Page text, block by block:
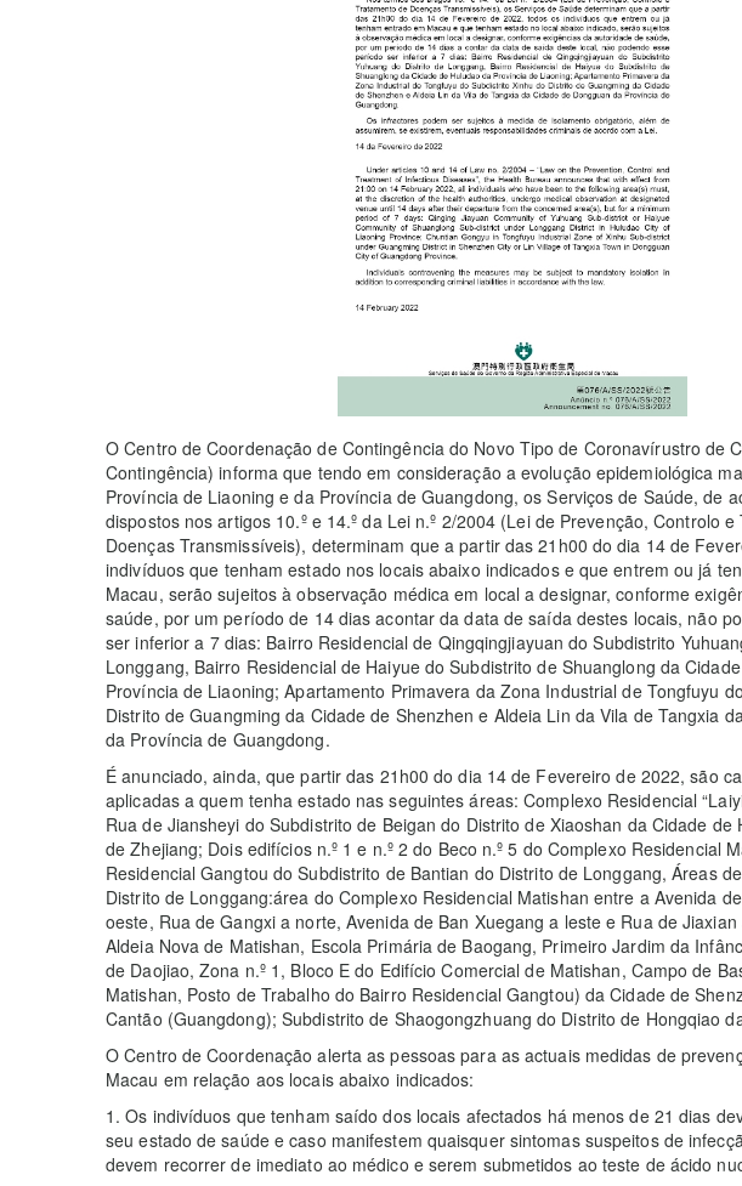
O Centro de Coordenação de Contingência do Novo Tipo de Coronavírustro de
Contingência) informa que tendo em consideração a evolução epidemiológica
Província de Liaoning e da Província de Guangdong, os Serviços de Saúde, de
dispostos nos artigos 10.º e 14.º da Lei n.º 2/2004 (Lei de Prevenção, Controlo
Doenças Transmissíveis), determinam que a partir das 21h00 do dia 14 de
indivíduos que tenham estado nos locais abaixo indicados e que entrem ou já
Macau, serão sujeitos à observação médica em local a designar, conforme
saúde, por um período de 14 dias acontar da data de saída destes locais, não
ser inferior a 7 dias: Bairro Residencial de Qingqingjiayuan do Subdistrito
Longgang, Bairro Residencial de Haiyue do Subdistrito de Shuanglong da
Província de Liaoning; Apartamento Primavera da Zona Industrial de Tongfuyu
Distrito de Guangming da Cidade de Shenzhen e Aldeia Lin da Vila de Tangxia
da Província de Guangdong.
É anunciado, ainda, que partir das 21h00 do dia 14 de Fevereiro de 2022, são
aplicadas a quem tenha estado nas seguintes áreas: Complexo Residencial
Rua de Jiansheyi do Subdistrito de Beigan do Distrito de Xiaoshan da Cidade de
de Zhejiang; Dois edifícios n.º 1 e n.º 2 do Beco n.º 5 do Complexo Residencial
Residencial Gangtou do Subdistrito de Bantian do Distrito de Longgang, Áreas
Distrito de Longgang:área do Complexo Residencial Matishan entre a Avenida
oeste, Rua de Gangxi a norte, Avenida de Ban Xuegang a leste e Rua de
Aldeia Nova de Matishan, Escola Primária de Baogang, Primeiro Jardim da
de Daojiao, Zona n.º 1, Bloco E do Edifício Comercial de Matishan, Campo de
Matishan, Posto de Trabalho do Bairro Residencial Gangtou) da Cidade de
Cantão (Guangdong); Subdistrito de Shaogongzhuang do Distrito de Hongqiao
O Centro de Coordenação alerta as pessoas para as actuais medidas de
Macau em relação aos locais abaixo indicados:
1. Os indivíduos que tenham saído dos locais afectados há menos de 21 dias
seu estado de saúde e caso manifestem quaisquer sintomas suspeitos de
devem recorrer de imediato ao médico e serem submetidos ao teste de ácido